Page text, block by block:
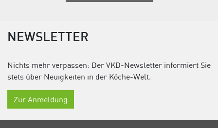
NEWSLETTER
Nichts mehr verpassen: Der VKD-Newsletter informiert Sie
stets über Neuigkeiten in der Köche-Welt.
Zur Anmeldung